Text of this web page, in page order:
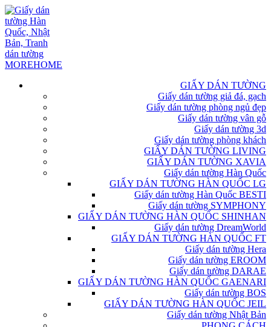
GIẤY DÁN TƯỜNG
Giấy dán tường giả đá, gạch
Giấy dán tường phòng ngủ đẹp
Giấy dán tường vân gỗ
Giấy dán tường 3d
Giấy dán tường phòng khách
GIẤY DÁN TƯỜNG LIVING
GIẤY DÁN TƯỜNG XAVIA
Giấy dán tường Hàn Quốc
GIẤY DÁN TƯỜNG HÀN QUỐC LG
Giấy dán tường Hàn Quốc BESTI
Giấy dán tường SYMPHONY
GIẤY DÁN TƯỜNG HÀN QUỐC SHINHAN
Giấy dán tường DreamWorld
GIẤY DÁN TƯỜNG HÀN QUỐC FT
Giấy dán tường Hera
Giấy dán tường EROOM
Giấy dán tường DARAE
GIẤY DÁN TƯỜNG HÀN QUỐC GAENARI
Giấy dán tường BOS
GIẤY DÁN TƯỜNG HÀN QUỐC JEIL
Giấy dán tường Nhật Bản